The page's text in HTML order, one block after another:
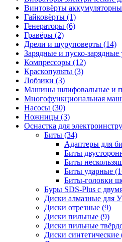
Винтовёрты
Гайковёрты (1)
Генераторы (6)
Гравёры (2)
Дрели и шуруповерты (14)
Зарядные и пуско-зарядные
Компрессоры (12)
Краскопульты (3)
Лобзики (3)
Машины шлифовальные и
Многофункциональная
Насосы (30)
Ножницы (3)
Оснастка для
Биты (34)
Адаптеры для
Биты
Биты
Биты ударные
Биты-головки
Буры SDS-Plus c
Диски алмазные
Диски отрезные (9)
Диски пильные (9)
Диски пильные
Диски синтетические